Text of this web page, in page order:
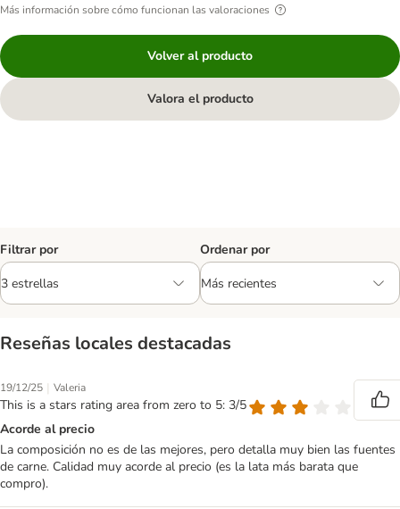
Más información sobre cómo funcionan las valoraciones
Volver al producto
Valora el producto
Filtrar por Ordenar por
Reseñas locales destacadas
19/12/25 | Valeria
This is a stars rating area from zero to 5: 3/5
Acorde al precio
La composición no es de las mejores, pero detalla muy bien las fuentes
de carne. Calidad muy acorde al precio (es la lata más barata que
compro).